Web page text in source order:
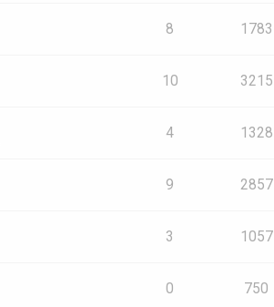
8 1783
10 3215
4 1328
9 2857
3 1057
0 750